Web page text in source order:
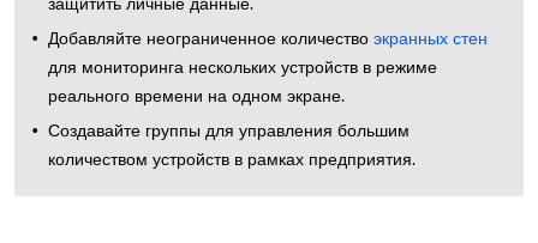
Добавляйте неограниченное количество экранных стен
для мониторинга нескольких устройств в режиме
реального времени на одном экране.
Создавайте группы для управления большим
количеством устройств в рамках предприятия.